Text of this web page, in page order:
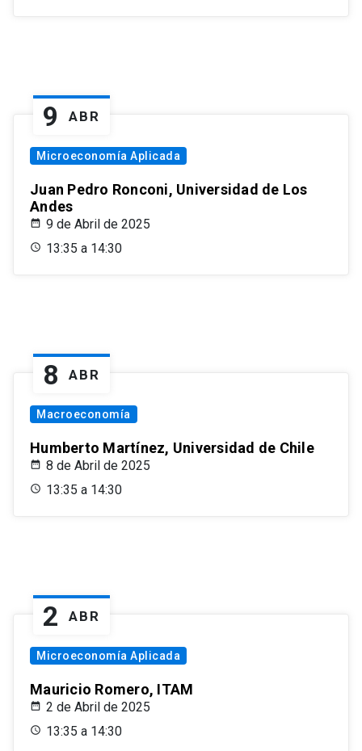
9 ABR
Microeconomía Aplicada
Juan Pedro Ronconi, Universidad de Los
Andes
9 de Abril de 2025
13:35 a 14:30
8 ABR
Macroeconomía
Humberto Martínez, Universidad de Chile
8 de Abril de 2025
13:35 a 14:30
2 ABR
Microeconomía Aplicada
Mauricio Romero, ITAM
2 de Abril de 2025
13:35 a 14:30